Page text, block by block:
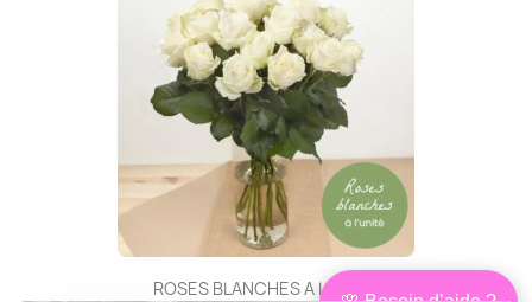
ROSES BLANCHES A LA TIGE